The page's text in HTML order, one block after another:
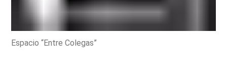
Espacio “Entre Colegas”